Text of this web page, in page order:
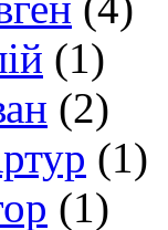
(1)
(2)
(1)
(1)